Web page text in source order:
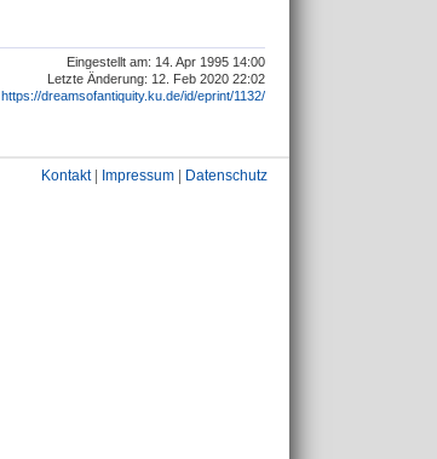
Eingestellt am: 14. Apr 1995 14:00
Letzte Änderung: 12. Feb 2020 22:02
https://dreamsofantiquity.ku.de/id/eprint/1132/
Kontakt| Impressum Datenschutz